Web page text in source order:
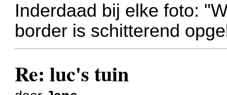
Inderdaad bij elke foto:
border is schitterend
Re: luc's tuin